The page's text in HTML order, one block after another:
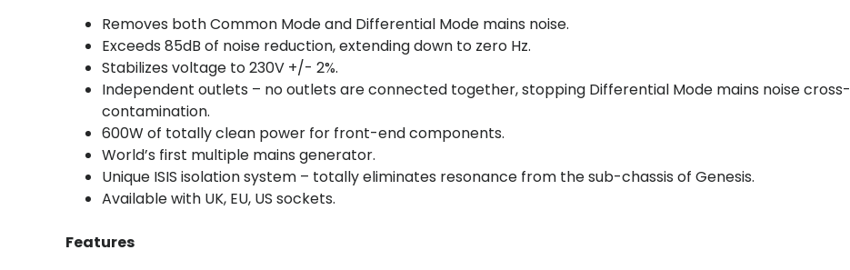
Removes both Common Mode and Differential Mode mains noise.
Exceeds 85dB of noise reduction, extending down to zero Hz.
Stabilizes voltage to 230V +/- 2%.
Independent outlets – no outlets are connected together, stopping Differential Mode mains noise cross-
contamination.
600W of totally clean power for front-end components.
World’s first multiple mains generator.
Unique ISIS isolation system – totally eliminates resonance from the sub-chassis of Genesis.
Available with UK, EU, US sockets.
Features